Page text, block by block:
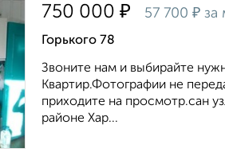
750 000 ₽ 57 700 ₽ за
Горького 78
Звоните нам и выбирайте
Квартир.Фотографии не
приходите на просмотр.сан
районе Хар...